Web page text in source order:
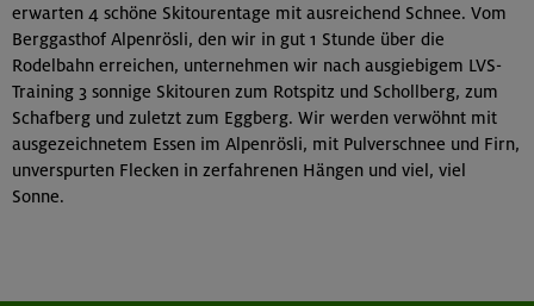
erwarten 4 schöne Skitourentage mit ausreichend Schnee. Vom
Berggasthof Alpenrösli, den wir in gut 1 Stunde über die
Rodelbahn erreichen, unternehmen wir nach ausgiebigem LVS-
Training 3 sonnige Skitouren zum Rotspitz und Schollberg, zum
Schafberg und zuletzt zum Eggberg. Wir werden verwöhnt mit
ausgezeichnetem Essen im Alpenrösli, mit Pulverschnee und Firn,
unverspurten Flecken in zerfahrenen Hängen und viel, viel
Sonne.